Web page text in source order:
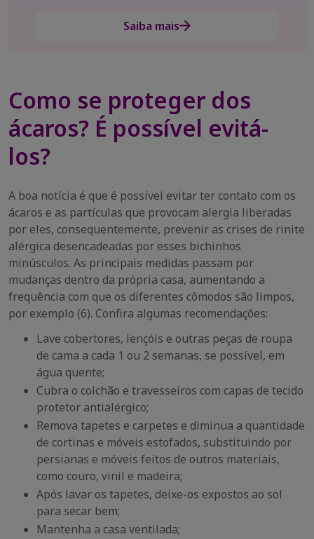
Saiba mais
Como se proteger dos
ácaros? É possível evitá-
los?
A boa notícia é que é possível evitar ter contato com os
ácaros e as partículas que provocam alergia liberadas
por eles, consequentemente, prevenir as crises de rinite
alérgica desencadeadas por esses bichinhos
minúsculos. As principais medidas passam por
mudanças dentro da própria casa, aumentando a
frequência com que os diferentes cômodos são limpos,
por exemplo (6). Confira algumas recomendações:
Lave cobertores, lençóis e outras peças de roupa
de cama a cada 1 ou 2 semanas, se possível, em
água quente;
Cubra o colchão e travesseiros com capas de tecido
protetor antialérgico;
Remova tapetes e carpetes e diminua a quantidade
de cortinas e móveis estofados, substituindo por
persianas e móveis feitos de outros materiais,
como couro, vinil e madeira;
Após lavar os tapetes, deixe-os expostos ao sol
para secar bem;
Mantenha a casa ventilada;